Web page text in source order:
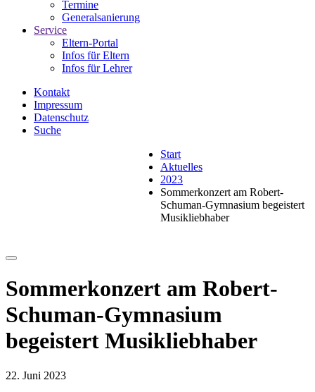
Termine
Generalsanierung
Service
Eltern-Portal
Infos für Eltern
Infos für Lehrer
Kontakt
Impressum
Datenschutz
Suche
Start
Aktuelles
2023
Sommerkonzert am Robert-
Schuman-Gymnasium begeistert
Musikliebhaber
Sommerkonzert am Robert-
Schuman-Gymnasium
begeistert Musikliebhaber
22. Juni 2023